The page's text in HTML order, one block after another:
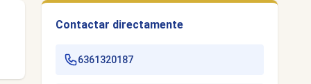
Contactar directamente
6361320187